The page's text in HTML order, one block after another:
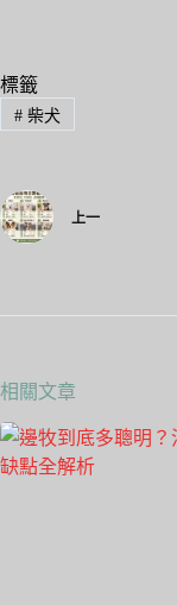
ok
標籤
#柴犬
上一
相關文章